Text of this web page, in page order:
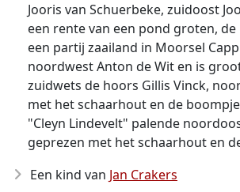
Jooris van Schuerbeke, zuidoost
een rente van een pond groten,
een partij zaailand in Moorsel
noordwest Anton de Wit en is
zuidwets de hoors Gillis Vinck,
met het schaarhout en de
"Cleyn Lindevelt" palende
geprezen met het schaarhout en
Een kind van Jan Crakers